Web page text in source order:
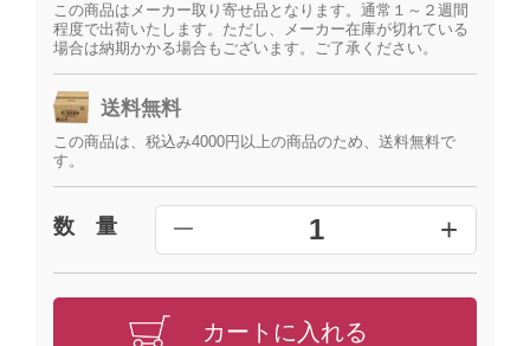
この商品はメーカー取り寄せ品となります。通常１～２週間
程度で出荷いたします。ただし、メーカー在庫が切れている
場合は納期かかる場合もございます。ご了承ください。
送料無料
この商品は、税込み4000円以上の商品のため、送料無料で
す。
数 量 ━ 1 +
カートに入れる